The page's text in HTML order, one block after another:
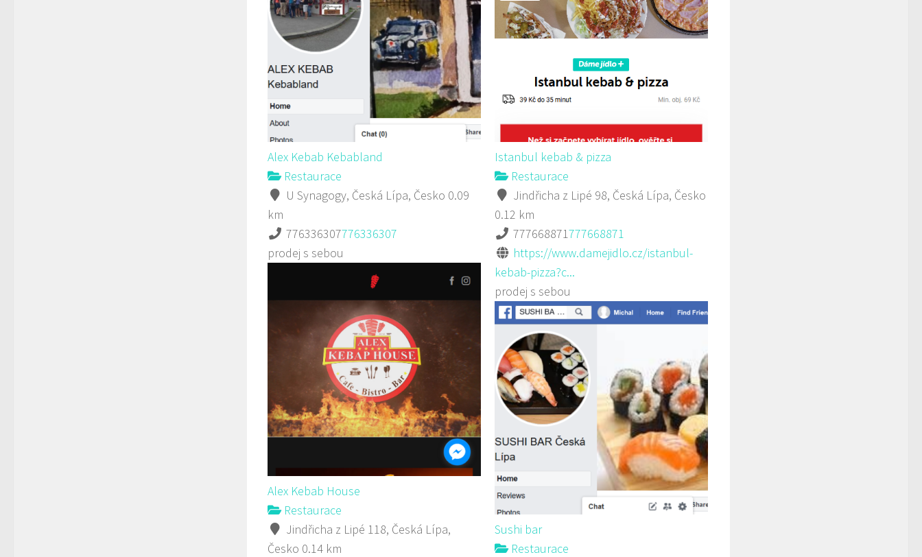
Alex Kebab Kebabland
Restaurace
U Synagogy, Česká Lípa, Česko 0.09
km
776336307776336307
prodej s sebou
Istanbul kebab & pizza
Restaurace
Jindřicha z Lipé 98, Česká Lípa, Česko
0.12 km
777668871777668871
https://www.damejidlo.cz/istanbul-
kebab-pizza?c...
prodej s sebou
Alex Kebab House
Restaurace
Jindřicha z Lipé 118, Česká Lípa,
Česko 0.14 km
Sushi bar
Restaurace